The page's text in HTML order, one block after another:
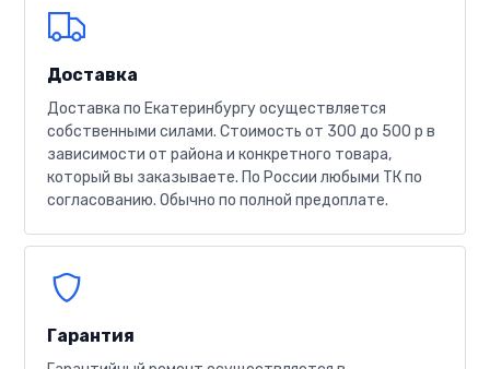
Доставка
Доставка по Екатеринбургу осуществляется
собственными силами. Стоимость от 300 до 500 р в
зависимости от района и конкретного товара,
который вы заказываете. По России любыми ТК по
согласованию. Обычно по полной предоплате.
Гарантия